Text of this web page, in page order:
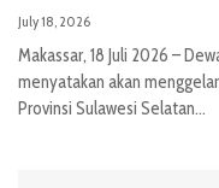
July 18, 2026
Makassar, 18 Juli 2026 –
menyatakan akan
Provinsi Sulawesi Selatan...